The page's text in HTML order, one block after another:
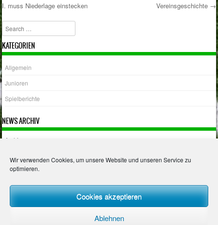
Wir verwenden Cookies, um unsere Website und unseren Service zu
optimieren.
Cookies akzeptieren
Ablehnen
Post navigation
I. muss Niederlage einstecken
Vereinsgeschichte →
Search
KATEGORIEN
Allgemein
Junioren
Spielberichte
NEWS ARCHIV
Archiv
Impressum
Datenschutzerklärung